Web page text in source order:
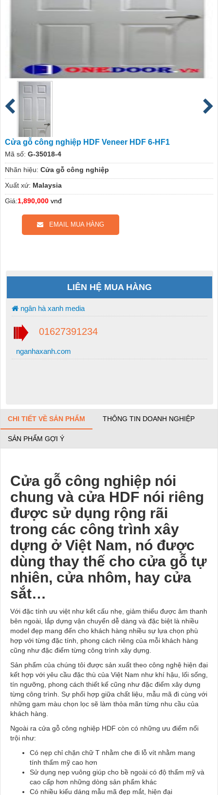
Cửa gỗ công nghiệp HDF Veneer HDF 6-HF1
Mã số: G-35018-4
Nhãn hiệu: Cửa gỗ công nghiệp
Xuất xứ: Malaysia
Giá:1,890,000 vnđ
EMAIL MUA HÀNG
LIÊN HỆ MUA HÀNG
ngân hà xanh media
01627391234
nganhaxanh.com
CHI TIẾT VỀ SẢN PHẨM THÔNG TIN DOANH NGHIỆP
SẢN PHẨM GỢI Ý
Cửa gỗ công nghiệp nói
chung và cửa HDF nói riêng
được sử dụng rộng rãi
trong các công trình xây
dựng ở Việt Nam, nó được
dùng thay thế cho cửa gỗ tự
nhiên, cửa nhôm, hay cửa
sắt…
Với đặc tính ưu việt như kết cấu nhẹ, giảm thiểu được âm thanh
bên ngoài, lắp dựng vận chuyển dễ dàng và đặc biệt là nhiều
model đẹp mang đến cho khách hàng nhiều sự lựa chọn phù
hợp với từng đặc tính, phong cách riêng của mỗi khách hàng
cũng như đặc điểm từng công trình xây dựng.
Sản phẩm của chúng tôi được sản xuất theo công nghệ hiện đại
kết hợp với yêu cầu đặc thù của Việt Nam như khí hậu, lối sống,
tín ngưỡng, phong cách thiết kế cũng như đặc điểm xây dựng
từng công trình. Sự phối hợp giữa chất liệu, mẫu mã đi cùng với
những gam màu chọn lọc sẽ làm thỏa mãn từng nhu cầu của
khách hàng.
Ngoài ra cửa gỗ công nghiệp HDF còn có những ưu điểm nổi
trội như:
Có nẹp chỉ chặn chữ T nhằm che đi lỗ vít nhằm mang
tính thẩm mỹ cao hơn
Sử dụng nẹp vuông giúp cho bề ngoài có độ thẩm mỹ và
cao cấp hơn những dòng sản phẩm khác
Có nhiều kiểu dáng mẫu mã đẹp mắt, hiện đại